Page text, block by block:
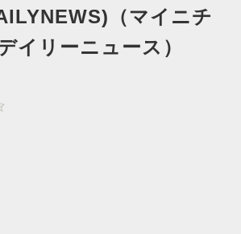
（マイニチ
イリーニュース）